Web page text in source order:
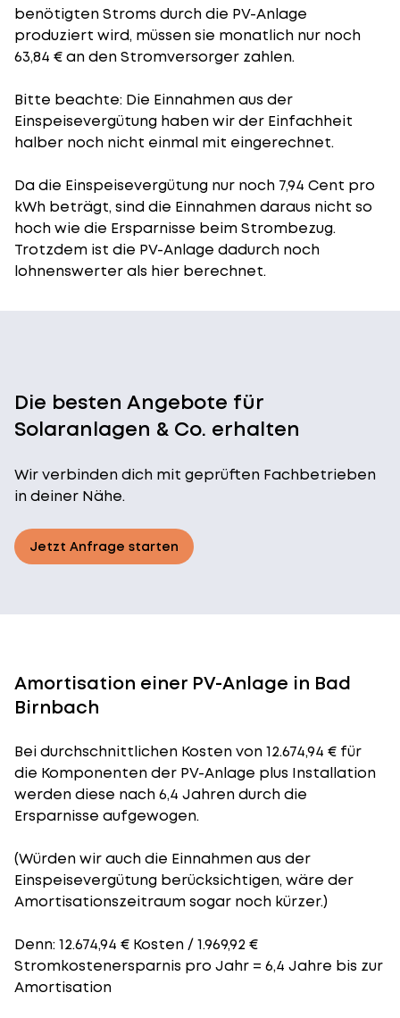
benötigten Stroms durch die PV-Anlage
produziert wird, müssen sie monatlich nur noch
63,84 € an den Stromversorger zahlen.
Bitte beachte: Die Einnahmen aus der
Einspeisevergütung haben wir der Einfachheit
halber noch nicht einmal mit eingerechnet.
Da die Einspeisevergütung nur noch 7,94 Cent pro
kWh beträgt, sind die Einnahmen daraus nicht so
hoch wie die Ersparnisse beim Strombezug.
Trotzdem ist die PV-Anlage dadurch noch
lohnenswerter als hier berechnet.
Die besten Angebote für
Solaranlagen & Co. erhalten
Wir verbinden dich mit geprüften Fachbetrieben
in deiner Nähe.
Jetzt Anfrage starten
Amortisation einer PV-Anlage in Bad
Birnbach
Bei durchschnittlichen Kostenvon 12.674,94 € für
die Komponenten der PV-Anlage plus Installation
werden diese nach 6,4 Jahren durch die
Ersparnisse aufgewogen.
(Würden wir auch die Einnahmen aus der
Einspeisevergütung berücksichtigen, wäre der
Amortisationszeitraumsogar noch kürzer.)
Denn: 12.674,94 € Kosten / 1.969,92 €
Stromkostenersparnis pro Jahr = 6,4 Jahre bis zur
Amortisation